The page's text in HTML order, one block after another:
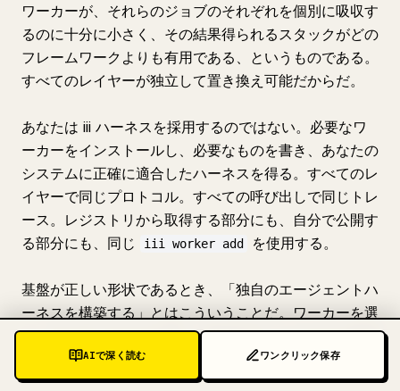
ワーカーが、それらのジョブのそれぞれを個別に吸収す
るのに十分に小さく、その結果得られるスタックがどの
フレームワークよりも有用である、というものである。
すべてのレイヤーが独立して置き換え可能だからだ。
あなたは iii ハーネスを採用するのではない。必要なワ
ーカーをインストールし、必要なものを書き、あなたの
システムに正確に適合したハーネスを得る。すべてのレ
イヤーで同じプロトコル。すべての呼び出しで同じトレ
ース。レジストリから取得する部分にも、自分で公開す
る部分にも、同じ
iii worker add を使用する。
基盤が正しい形状であるとき、「独自のエージェントハ
ーネスを構築する」とはこういうことだ。ワーカーを選
ぶ。欠けているものを書く。構成する。ハーネスは構成
そのものである。
AIで深く読む ワンクリック保存